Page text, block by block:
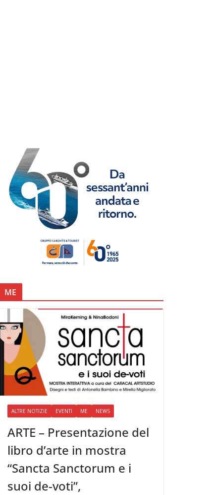
ME
ALTRE NOTIZIE EVENTI ME NEWS
ARTE – Presentazione del
libro d’arte in mostra
“Sancta Sanctorum e i
suoi de-voti”,